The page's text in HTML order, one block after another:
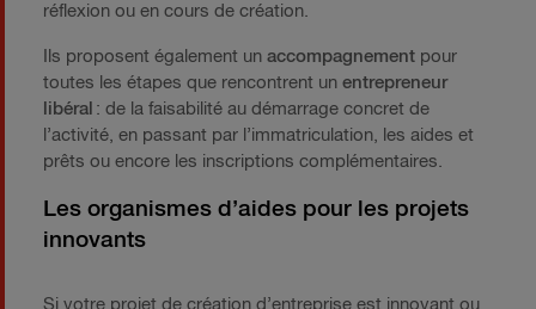
réflexion ou en cours de création.
Ils proposent également un accompagnement pour
toutes les étapes que rencontrent un entrepreneur
libéral : de la faisabilité au démarrage concret de
l’activité, en passant par l’immatriculation, les aides et
prêts ou encore les inscriptions complémentaires.
Les organismes d’aides pour les projets
innovants
Si votre projet de création d’entreprise est innovant ou